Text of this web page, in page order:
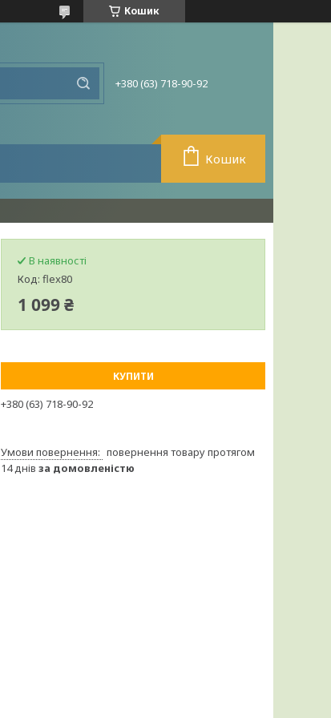
Кошик
+380 (63) 718-90-92
Кошик
В наявності
Код: flex80
1 099 ₴
КУПИТИ
+380 (63) 718-90-92
повернення товару протягом
14 днів за домовленістю